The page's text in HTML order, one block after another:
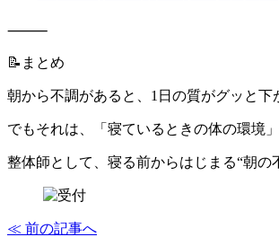
⸻
📝まとめ
朝から不調があると、1日の質がグッと下
でもそれは、「寝ているときの体の環境
整体師として、寝る前からはじまる“朝の
≪ 前の記事へ